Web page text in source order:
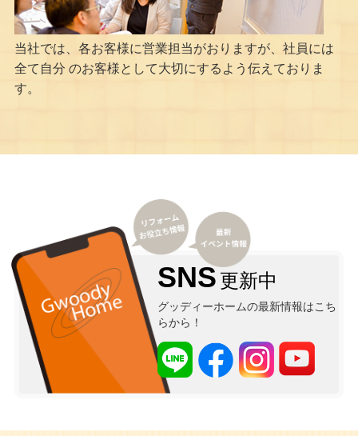
当社では、各お客様に営業担当がおりますが、社員には
全て自分 のお客様として大切にするよう伝えておりま
す。
SNS更新中
グッディーホームの最新情報はこち
らから！